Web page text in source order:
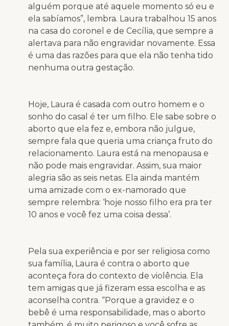
alguém porque até aquele momento só eu e
ela sabíamos”, lembra. Laura trabalhou 15 anos
na casa do coronel e de Cecília, que sempre a
alertava para não engravidar novamente. Essa
é uma das razões para que ela não tenha tido
nenhuma outra gestação.
Hoje, Laura é casada com outro homem e o
sonho do casal é ter um filho. Ele sabe sobre o
aborto que ela fez e, embora não julgue,
sempre fala que queria uma criança fruto do
relacionamento. Laura está na menopausa e
não pode mais engravidar. Assim, sua maior
alegria são as seis netas. Ela ainda mantém
uma amizade com o ex-namorado que
sempre relembra: ‘hoje nosso filho era pra ter
10 anos e você fez uma coisa dessa’.
Pela sua experiência e por ser religiosa como
sua família, Laura é contra o aborto que
aconteça fora do contexto de violência. Ela
tem amigas que já fizeram essa escolha e as
aconselha contra. “Porque a gravidez e o
bebê é uma responsabilidade, mas o aborto